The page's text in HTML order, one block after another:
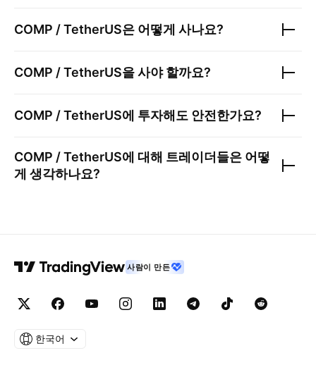
COMP / TetherUS은 어떻게 사나요?
COMP / TetherUS을 사야 할까요?
COMP / TetherUS에 투자해도 안전한가요?
COMP / TetherUS에 대해 트레이더들은 어떻
게 생각하나요?
사람이 만든
한국어